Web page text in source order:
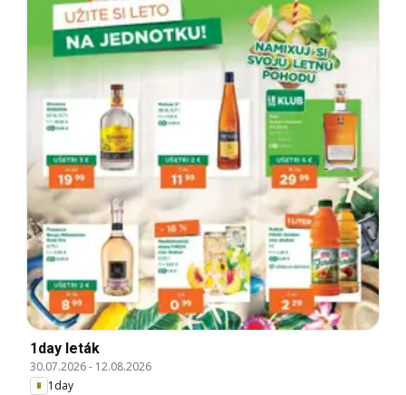
1day leták
30.07.2026- 12.08.2026
1day